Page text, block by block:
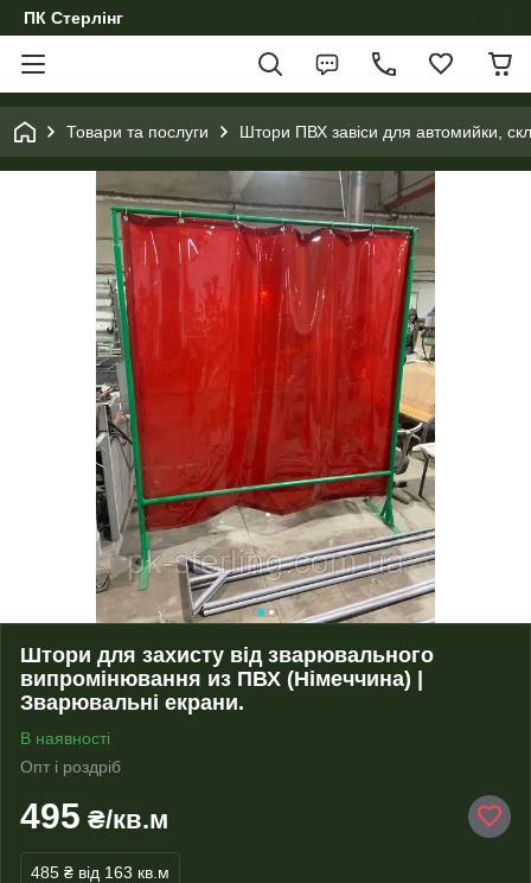
ПК Стерлінг
Товари та послуги Штори ПВХ завіси для автомийки,
Штори для захисту від зварювального
випромінювання из ПВХ (Німеччина) |
Зварювальні екрани.
В наявності
Опт і роздріб
495 ₴/кв.м
485 ₴ від 163 кв.м